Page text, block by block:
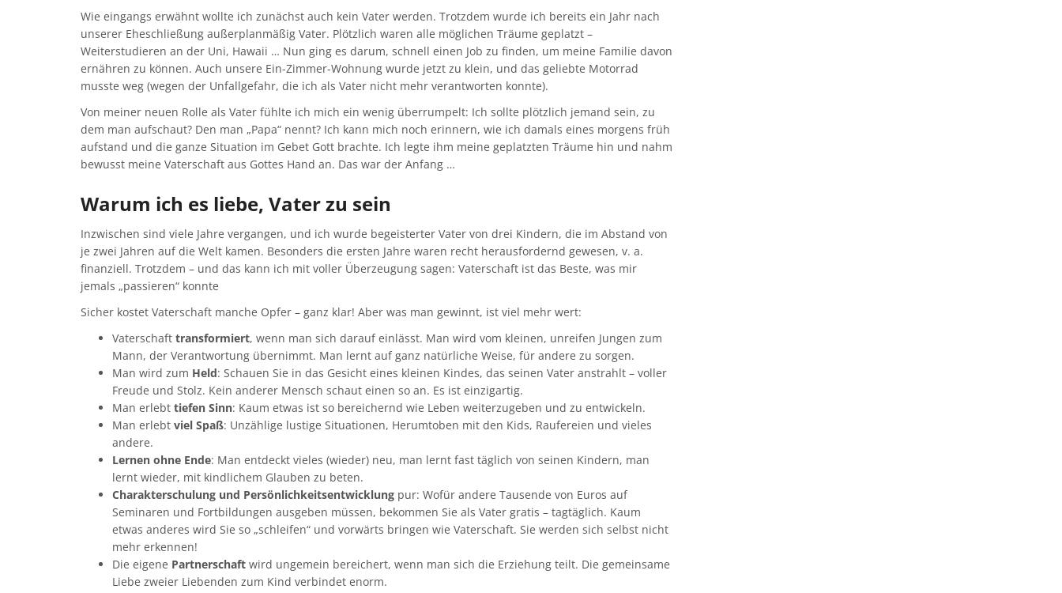
Wie eingangs erwähnt wollte ich zunächst auch kein Vater werden. Trotzdem wurde ich bereits ein Jahr nach
unserer Eheschließung außerplanmäßig Vater. Plötzlich waren alle möglichen Träume geplatzt –
Weiterstudieren an der Uni, Hawaii … Nun ging es darum, schnell einen Job zu finden, um meine Familie davon
ernähren zu können. Auch unsere Ein-Zimmer-Wohnung wurde jetzt zu klein, und das geliebte Motorrad
musste weg (wegen der Unfallgefahr, die ich als Vater nicht mehr verantworten konnte).
Von meiner neuen Rolle als Vater fühlte ich mich ein wenig überrumpelt: Ich sollte plötzlich jemand sein, zu
dem man aufschaut? Den man „Papa“ nennt? Ich kann mich noch erinnern, wie ich damals eines morgens früh
aufstand und die ganze Situation im Gebet Gott brachte. Ich legte ihm meine geplatzten Träume hin und nahm
bewusst meine Vaterschaft aus Gottes Hand an. Das war der Anfang …
Warum ich es liebe, Vater zu sein
Inzwischen sind viele Jahre vergangen, und ich wurde begeisterter Vater von drei Kindern, die im Abstand von
je zwei Jahren auf die Welt kamen. Besonders die ersten Jahre waren recht herausfordernd gewesen, v. a.
finanziell. Trotzdem – und das kann ich mit voller Überzeugung sagen: Vaterschaft ist das Beste, was mir
jemals „passieren“ konnte
Sicher kostet Vaterschaft manche Opfer – ganz klar! Aber was man gewinnt, ist viel mehr wert:
Vaterschaft transformiert, wenn man sich darauf einlässt. Man wird vom kleinen, unreifen Jungen zum
Mann, der Verantwortung übernimmt. Man lernt auf ganz natürliche Weise, für andere zu sorgen.
Man wird zum Held: Schauen Sie in das Gesicht eines kleinen Kindes, das seinen Vater anstrahlt – voller
Freude und Stolz. Kein anderer Mensch schaut einen so an. Es ist einzigartig.
Man erlebt tiefen Sinn: Kaum etwas ist so bereichernd wie Leben weiterzugeben und zu entwickeln.
Man erlebt viel Spaß: Unzählige lustige Situationen, Herumtoben mit den Kids, Raufereien und vieles
andere.
Lernen ohne Ende: Man entdeckt vieles (wieder) neu, man lernt fast täglich von seinen Kindern, man
lernt wieder, mit kindlichem Glauben zu beten.
Charakterschulung und Persönlichkeitsentwicklung pur: Wofür andere Tausende von Euros auf
Seminaren und Fortbildungen ausgeben müssen, bekommen Sie als Vater gratis – tagtäglich. Kaum
etwas anderes wird Sie so „schleifen“ und vorwärts bringen wie Vaterschaft. Sie werden sich selbst nicht
mehr erkennen!
Die eigene Partnerschaft wird ungemein bereichert, wenn man sich die Erziehung teilt. Die gemeinsame
Liebe zweier Liebenden zum Kind verbindet enorm.